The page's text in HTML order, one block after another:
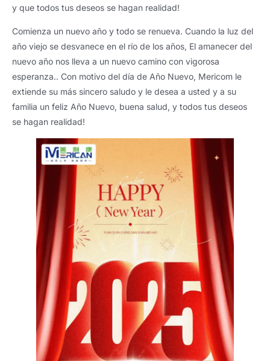
y que todos tus deseos se hagan realidad!
Comienza un nuevo año y todo se renueva. Cuando la luz del
año viejo se desvanece en el río de los años, El amanecer del
nuevo año nos lleva a un nuevo camino con vigorosa
esperanza.. Con motivo del día de Año Nuevo, Mericom le
extiende su más sincero saludo y le desea a usted y a su
familia un feliz Año Nuevo, buena salud, y todos tus deseos
se hagan realidad!